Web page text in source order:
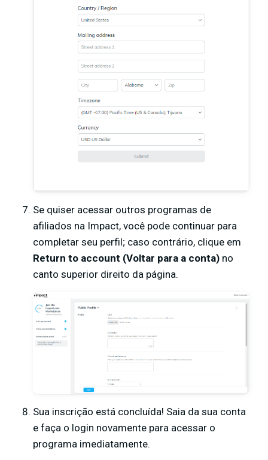
Se quiser acessar outros programas de
afiliados na Impact, você pode continuar para
completar seu perfil; caso contrário, clique em
Return to account (Voltar para a conta) no
canto superior direito da página.
Sua inscrição está concluída! Saia da sua conta
e faça o login novamente para acessar o
programa imediatamente.